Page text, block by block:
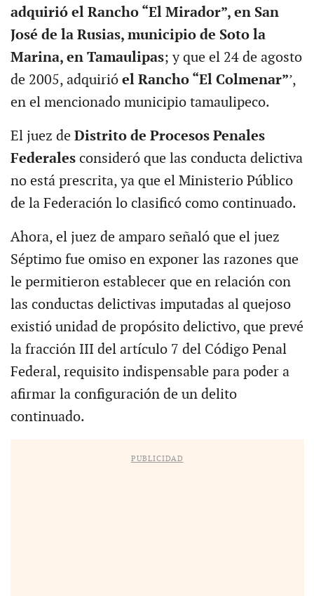
adquirió el Rancho “El Mirador”, en San
José de la Rusias, municipio de Soto la
Marina, en Tamaulipas; y que el 24 de agosto
de 2005, adquirió el Rancho “El Colmenar”’,
en el mencionado municipio tamaulipeco.
El juez de Distrito de Procesos Penales
Federales consideró que las conducta delictiva
no está prescrita, ya que el Ministerio Público
de la Federación lo clasificó como continuado.
Ahora, el juez de amparo señaló que el juez
Séptimo fue omiso en exponer las razones que
le permitieron establecer que en relación con
las conductas delictivas imputadas al quejoso
existió unidad de propósito delictivo, que prevé
la fracción III del artículo 7 del Código Penal
Federal, requisito indispensable para poder a
afirmar la configuración de un delito
continuado.
PUBLICIDAD